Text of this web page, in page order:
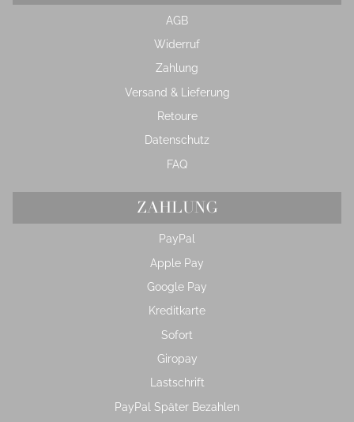
AGB
Widerruf
Zahlung
Versand & Lieferung
Retoure
Datenschutz
FAQ
ZAHLUNG
PayPal
Apple Pay
Google Pay
Kreditkarte
Sofort
Giropay
Lastschrift
PayPal Später Bezahlen